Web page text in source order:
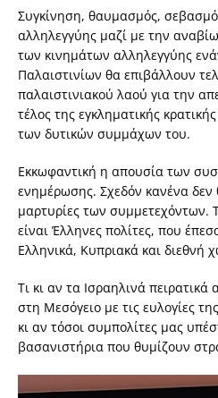
Συγκίνηση, θαυμασμός,
αλληλεγγύης μαζί με την
των κινημάτων αλληλεγγύης
Παλαιστινίων θα επιβάλλουν
παλαιστινιακού λαού για την
τέλος της εγκληματικής
των δυτικών συμμάχων του.
Εκκωφαντική η απουσία των
ενημέρωσης. Σχεδόν κανένα δεν
μαρτυρίες των συμμετεχόντων.
είναι Έλληνες πολίτες, που
Ελληνικά, Κυπριακά και διεθνή
Τι κι αν τα Ισραηλινά
στη Μεσόγειο με τις ευλογίες
κι αν τόσοι συμπολίτες μας
βασανιστήρια που θυμίζουν